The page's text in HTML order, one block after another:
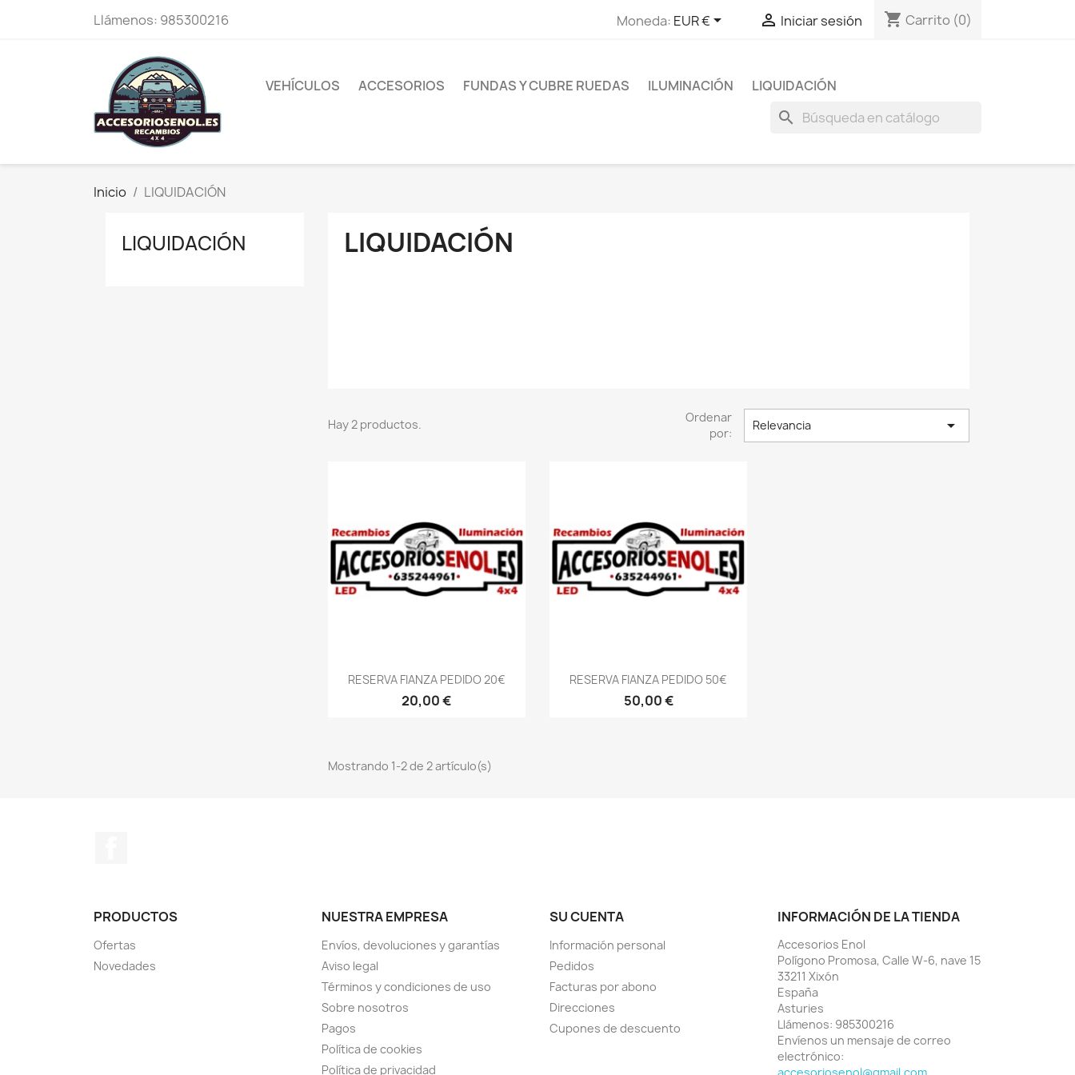
Llámenos: 985300216 Moneda: EUR €  Iniciar sesión shopping_cart Carrito (0)
VEHÍCULOS ACCESORIOS FUNDAS Y CUBRE RUEDAS ILUMINACIÓN LIQUIDACIÓN
search
Inicio LIQUIDACIÓN
LIQUIDACIÓN LIQUIDACIÓN
Hay 2 productos.
Ordenar
por:
Relevancia 
 Vista rápida
RESERVA FIANZA PEDIDO 20€
20,00 €
 Vista rápida
RESERVA FIANZA PEDIDO 50€
50,00 €
Mostrando 1-2 de 2 artículo(s)
PRODUCTOS
Ofertas
Novedades
NUESTRA EMPRESA
Envíos, devoluciones y garantías
Aviso legal
Términos y condiciones de uso
Sobre nosotros
Pagos
Política de cookies
Política de privacidad
SU CUENTA
Información personal
Pedidos
Facturas por abono
Direcciones
Cupones de descuento
INFORMACIÓN DE LA TIENDA
Accesorios Enol
Polígono Promosa, Calle W-6, nave 15
33211 Xixón
España
Asturies
Llámenos: 985300216
Envíenos un mensaje de correo
electrónico: